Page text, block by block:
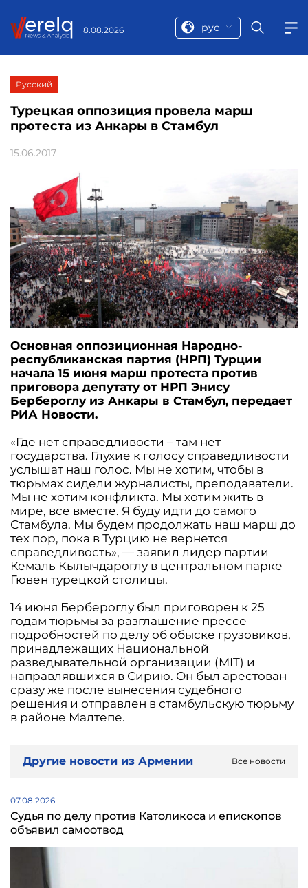
8.08.2026 рус
Русский
Турецкая оппозиция провела марш
протеста из Анкары в Стамбул
15.06.2017
Основная оппозиционная Народно-
республиканская партия (НРП) Турции
начала 15 июня марш протеста против
приговора депутату от НРП Энису
Бербероглу из Анкары в Стамбул, передает
РИА Новости.
«Где нет справедливости – там нет
государства. Глухие к голосу справедливости
услышат наш голос. Мы не хотим, чтобы в
тюрьмах сидели журналисты, преподаватели.
Мы не хотим конфликта. Мы хотим жить в
мире, все вместе. Я буду идти до самого
Стамбула. Мы будем продолжать наш марш до
тех пор, пока в Турцию не вернется
справедливость», — заявил лидер партии
Кемаль Кылычдароглу в центральном парке
Гювен турецкой столицы.
14 июня Бербероглу был приговорен к 25
годам тюрьмы за разглашение прессе
подробностей по делу об обыске грузовиков,
принадлежащих Национальной
разведывательной организации (MIT) и
направлявшихся в Сирию. Он был арестован
сразу же после вынесения судебного
решения и отправлен в стамбульскую тюрьму
в районе Малтепе.
Другие новости из Армении Все новости
07.08.2026
Судья по делу против Католикоса и епископов
объявил самоотвод